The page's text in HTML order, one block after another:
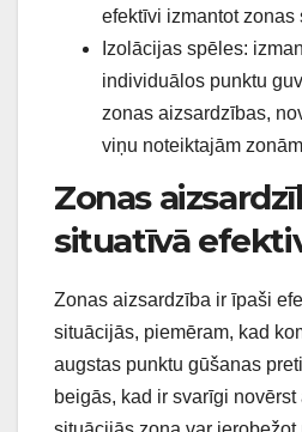
efektīvi izmantot zonas
Izolācijas spēles:
individuālos punktu
zonas aizsardzības,
viņu noteiktajām
Zonas
situatīvā
Zonas aizsardzība ir īpaši
situācijās, piemēram, kad
augstas punktu gūšanas
beigās, kad ir svarīgi